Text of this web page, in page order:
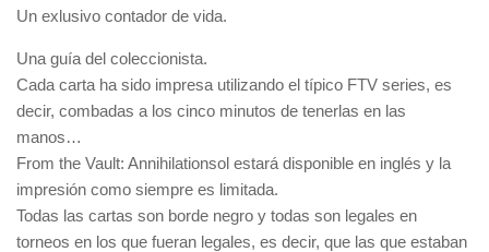
Un exlusivo contador de vida.
Una guía del coleccionista.
Cada carta ha sido impresa utilizando el típico FTV series, es
decir, combadas a los cinco minutos de tenerlas en las
manos…
From the Vault: Annihilationsol estará disponible en inglés y la
impresión como siempre es limitada.
Todas las cartas son borde negro y todas son legales en
torneos en los que fueran legales, es decir, que las que estaban